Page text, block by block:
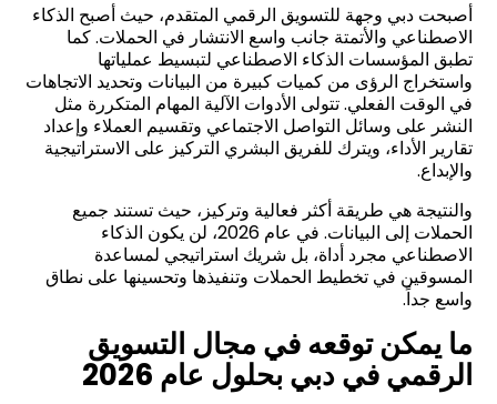
أصبحت دبي وجهة للتسويق الرقمي المتقدم، حيث أصبح الذكاء
الاصطناعي والأتمتة جانب واسع الانتشار في الحملات. كما
تطبق المؤسسات الذكاء الاصطناعي لتبسيط عملياتها
واستخراج الرؤى من كميات كبيرة من البيانات وتحديد الاتجاهات
في الوقت الفعلي. تتولى الأدوات الآلية المهام المتكررة مثل
النشر على وسائل التواصل الاجتماعي وتقسيم العملاء وإعداد
تقارير الأداء، ويترك للفريق البشري التركيز على الاستراتيجية
والإبداع.
والنتيجة هي طريقة أكثر فعالية وتركيز، حيث تستند جميع
الحملات إلى البيانات. في عام 2026، لن يكون الذكاء
الاصطناعي مجرد أداة، بل شريك استراتيجي لمساعدة
المسوقين في تخطيط الحملات وتنفيذها وتحسينها على نطاق
واسع جداً.
ما يمكن توقعه في مجال التسويق
الرقمي في دبي بحلول عام 2026